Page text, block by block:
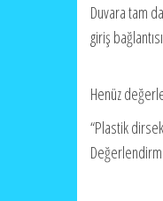
Duvara tam
giriş
Henüz
“Plastik